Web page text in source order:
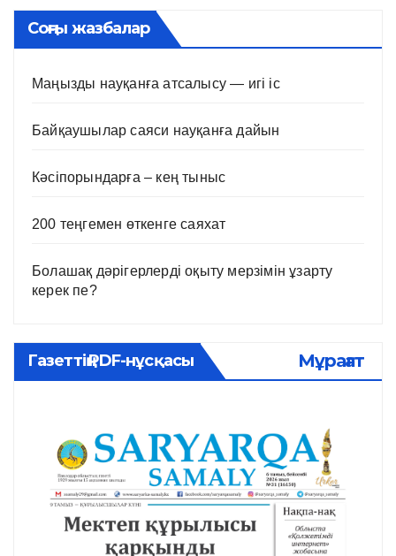
Соңғы жазбалар
Маңызды науқанға атсалысу — игі іс
Байқаушылар саяси науқанға дайын
Кәсіпорындарға – кең тыныс
200 теңгемен өткенге саяхат
Болашақ дәрігерлерді оқыту мерзімін ұзарту
керек пе?
Газеттің PDF-нұсқасы Мұрағат